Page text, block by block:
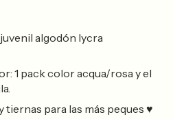
algodón lycra
1 pack color acqua/rosa y el
tiernas para las más peques ♥